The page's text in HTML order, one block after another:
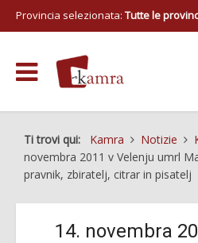
Provincia selezionata: Tutte le
Ti trovi qui: Kamra Notizie
novembra 2011 v Velenju umrl
pravnik, zbiratelj, citrar in pisatelj
14. novembra